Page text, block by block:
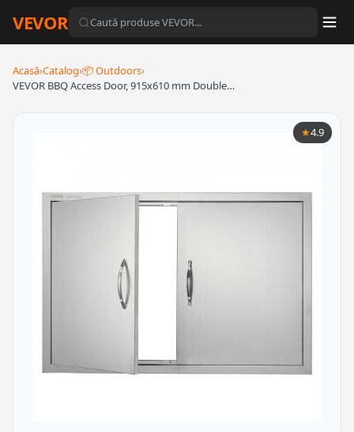
VEVOR
Acasă›Catalog›📦 Outdoors›
VEVOR BBQ Access Door, 915x610 mm Double…
★4.9